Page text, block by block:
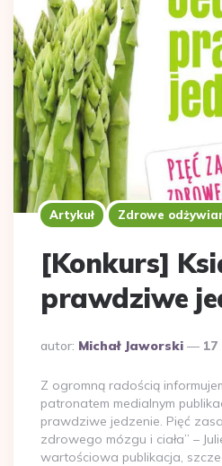
Artykuł Zdrowe
[Konkurs]
prawdziwe
Dodane
autor: Michał Jaworski
Z ogromną radością
patronatem medialnym
prawdziwe jedzenie. Pięć
zdrowego mózgu i ciała” –
wartościowa publikacja,